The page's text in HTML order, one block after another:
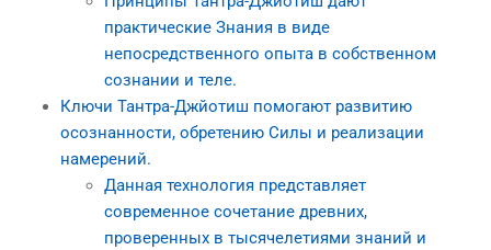
практические Знания в виде
непосредственного опыта в собственном
сознании и теле.
Ключи Тантра-Джйотиш помогают развитию
осознанности, обретению Силы и реализации
намерений.
Данная технология представляет
современное сочетание древних,
проверенных в тысячелетиями знаний и